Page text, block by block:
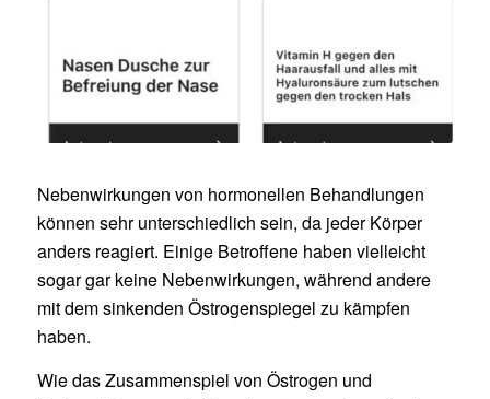
Nebenwirkungen von hormonellen Behandlungen
können sehr unterschiedlich sein, da jeder Körper
anders reagiert. Einige Betroffene haben vielleicht
sogar gar keine Nebenwirkungen, während andere
mit dem sinkenden Östrogenspiegel zu kämpfen
haben.
Wie das Zusammenspiel von Östrogen und